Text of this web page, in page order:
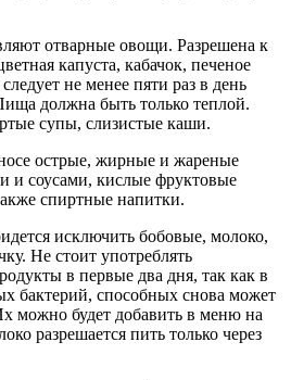
отварные овощи. Разрешена к
капуста, кабачок, печеное
не менее пяти раз в день
должна быть только теплой.
супы, слизистые каши.
острые, жирные и жареные
и соусами, кислые фруктовые
спиртные напитки.
исключить бобовые, молоко,
Не стоит употреблять
в первые два дня, так как в
бактерий, способных снова может
можно будет добавить в меню на
разрешается пить только через